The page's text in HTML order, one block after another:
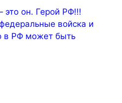
это он. Герой РФ!!!
войска и
в РФ может быть